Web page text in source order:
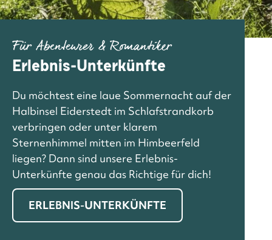
Für Abenteurer & Romantiker
Erlebnis-Unterkünfte
Du möchtest eine laue Sommernacht auf der
Halbinsel Eiderstedt im Schlafstrandkorb
verbringen oder unter klarem
Sternenhimmel mitten im Himbeerfeld
liegen? Dann sind unsere Erlebnis-
Unterkünfte genau das Richtige für dich!
ERLEBNIS-UNTERKÜNFTE